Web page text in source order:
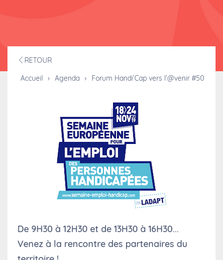
RETOUR
Accueil
› Agenda › Forum Handi’Cap vers l’@venir #50
De 9H30 à 12H30 et de 13H30 à 16H30...
Venez à la rencontre des partenaires du